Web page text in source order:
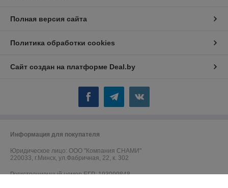
Полная версия сайта
Политика обработки cookies
Сайт создан на платформе Deal.by
Информация для покупателя
Юридическое лицо: ООО "Компания СНАМИ"
220033, г.Минск, ул.Фабричная, 22, к. 302
Регистрационный номер ЕГР: 193099848